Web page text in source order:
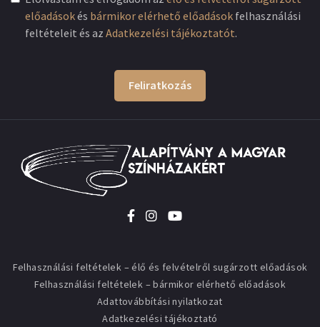
előadásokés bármikor elérhető előadások felhasználási
feltételeit és az Adatkezelési tájékoztatót.
Feliratkozás
Felhasználási feltételek – élő és felvételről sugárzott előadások
Felhasználási feltételek – bármikor elérhető előadások
Adattovábbítási nyilatkozat
Adatkezelési tájékoztató